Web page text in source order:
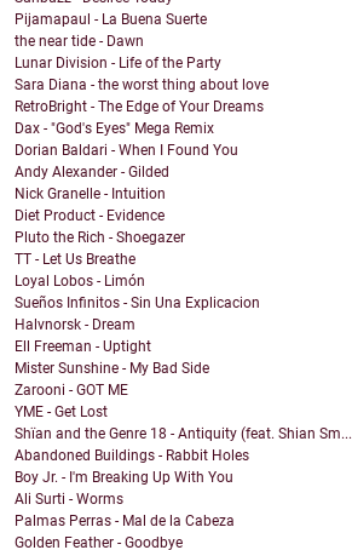
Pijamapaul - La Buena Suerte
the near tide - Dawn
Lunar Division - Life of the Party
Sara Diana - the worst thing about love
RetroBright - The Edge of Your Dreams
Dax - "God's Eyes" Mega Remix
Dorian Baldari - When I Found You
Andy Alexander - Gilded
Nick Granelle - Intuition
Diet Product - Evidence
Pluto the Rich - Shoegazer
TT - Let Us Breathe
Loyal Lobos - Limón
Sueños Infinitos - Sin Una Explicacion
Halvnorsk - Dream
Ell Freeman - Uptight
Mister Sunshine - My Bad Side
Zarooni - GOT ME
YME - Get Lost
Shïan and the Genre 18 - Antiquity (feat. Shian Sm...
Abandoned Buildings - Rabbit Holes
Boy Jr. - I'm Breaking Up With You
Ali Surti - Worms
Palmas Perras - Mal de la Cabeza
Golden Feather - Goodbye